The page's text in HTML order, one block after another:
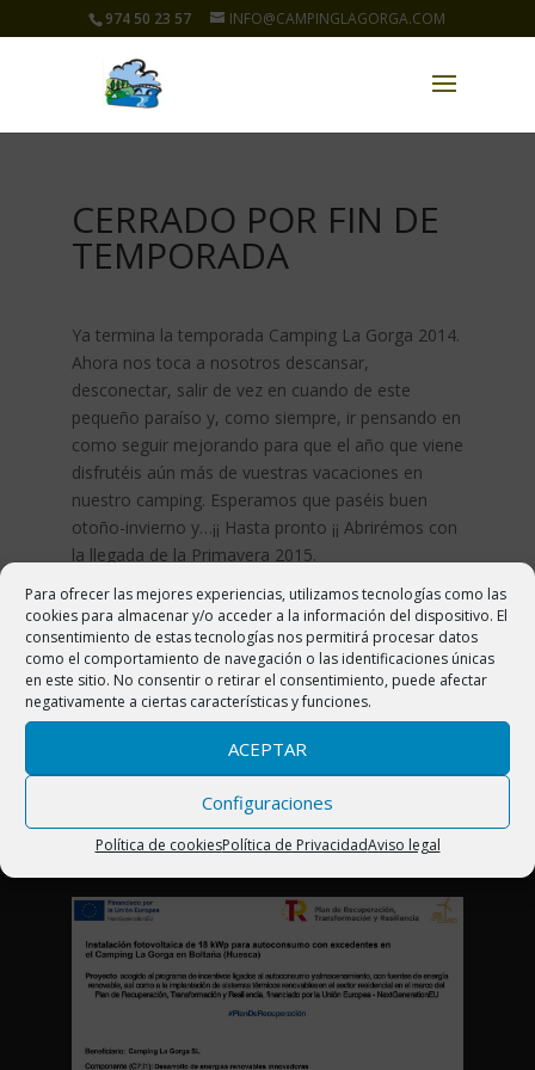
Para ofrecer las mejores experiencias, utilizamos tecnologías como las
cookies para almacenar y/o acceder a la información del dispositivo. El
consentimiento de estas tecnologías nos permitirá procesar datos
como el comportamiento de navegación o las identificaciones únicas
en este sitio. No consentir o retirar el consentimiento, puede afectar
negativamente a ciertas características y funciones.
ACEPTAR
Configuraciones
Política de cookiesPolítica de PrivacidadAviso legal
974 50 23 57 INFO@CAMPINGLAGORGA.COM
CERRADO POR FIN DE
TEMPORADA
Ya termina la temporada Camping La Gorga 2014.
Ahora nos toca a nosotros descansar,
desconectar, salir de vez en cuando de este
pequeño paraíso y, como siempre, ir pensando en
como seguir mejorando para que el año que viene
disfrutéis aún más de vuestras vacaciones en
nuestro camping. Esperamos que paséis buen
otoño-invierno y…¡¡ Hasta pronto ¡¡ Abrirémos con
la llegada de la Primavera 2015.
CAMPING LA GORGA
Ctra. N-260 Km 444. 22340 Boltaña (Huesca)
Pirineo Aragonés (España)
Telf. 974 50 23 57
info@campinglagorga.com